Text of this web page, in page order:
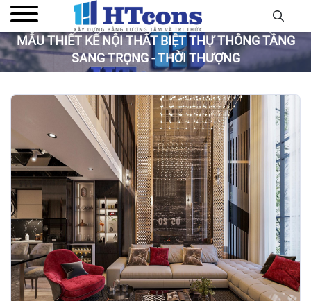
MẪU THIẾT KẾ NỘI THẤT BIỆT THỰ THÔNG TẦNG
SANG TRỌNG - THỜI THƯỢNG